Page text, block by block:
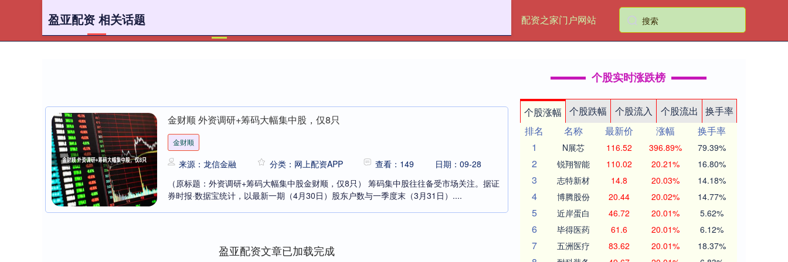
配资之家门户网站
盈亚配资 相关话题
金财顺 外资调研+筹码大幅集中股，仅8只
金财顺
来源：龙信金融 分类：网上配资APP 查看：149
日期：09-28
（原标题：外资调研+筹码大幅集中股金财顺，仅8只） 筹码集中股往往备受市场关注。据证
券时报·数据宝统计，以最新一期（4月30日）股东户数与一季度末（3月31日）....
盈亚配资文章已加载完成
个股实时涨跌榜
个股涨幅 个股跌幅 个股流入 个股流出
换手率
排名
名称 最新价 涨幅
换手率
1
N展芯 116.52 396.89% 79.39%
2 锐翔智能 110.02 20.21% 16.80%
3 志特新材 14.8 20.03% 14.18%
4 博腾股份 20.44 20.02% 14.77%
5 近岸蛋白 46.72 20.01% 5.62%
6 毕得医药 61.6 20.01% 6.12%
7 五洲医疗 83.62 20.01% 18.37%